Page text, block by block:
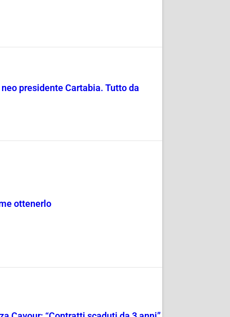
presidente Cartabia. Tutto da
ottenerlo